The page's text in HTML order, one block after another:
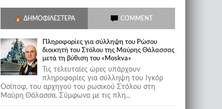
ΔΗΜΟΦΙΛΈΣΤΕΡΑ COMMENT
Πληροφορίες για σύλληψη του Ρώσου
διοικητή του Στόλου της Mαύρης Θάλασσας
μετά τη βύθιση του «Moskva»
Τις τελευταίες ώρες υπάρχουν
πληροφορίες για σύλληψη του Ιγκόρ
Οσίποφ, του αρχηγού του ρωσικού Στόλου στη
Μαύρη Θάλασσα. Σύμφωνα με τις πλη...